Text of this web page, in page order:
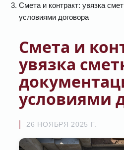
Смета и контракт: увязка
условиями договора
Смета и
увязка
условиями
26 НОЯБРЯ 2025 Г.